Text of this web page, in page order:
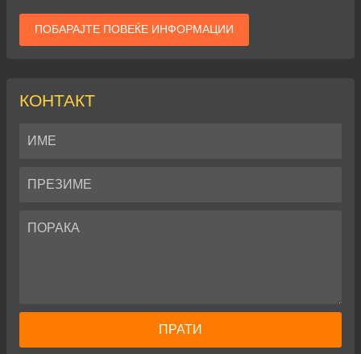
ПОБАРАЈТЕ ПОВЕЌЕ ИНФОРМАЦИИ
КОНТАКТ
ПРАТИ